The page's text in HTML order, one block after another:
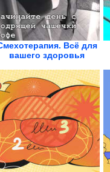
Всё для
вашего здоровья